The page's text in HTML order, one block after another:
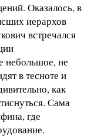
Оказалось, в
иерархов
встречался
небольшое, не
в тесноте и
как
Сама
где